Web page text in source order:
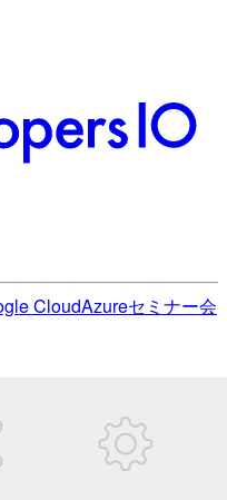
CloudAzureセミナー会